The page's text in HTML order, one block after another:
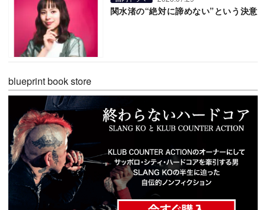
関水渚の“絶対に諦めない”という決意
blueprint book store